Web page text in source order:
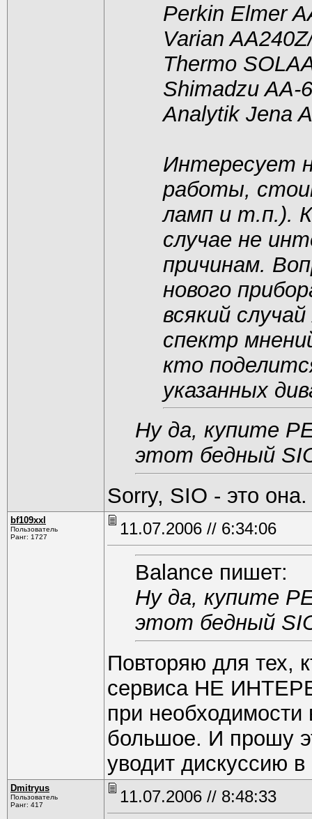
Perkin Elmer
Varian
Thermo
Shimadzu AA-
Analytik Jena
Интересует
работы,
ламп и т.п.).
случае не
причинам.
нового
всякий
спектр
кто
указанных
Ну да, купите
этот бедный
Sоrry, SIO - это она.
bf109xxl
Пользователь
Ранг: 1727
11.07.2006 // 6:34:06
Balance пишет:
Ну да, купите
этот бедный
Повторяю для тех,
сервиса НЕ
при
большое. И прошу
уводит дискуссию в
Dmitryus
Пользователь
Ранг: 417
11.07.2006 // 8:48:33